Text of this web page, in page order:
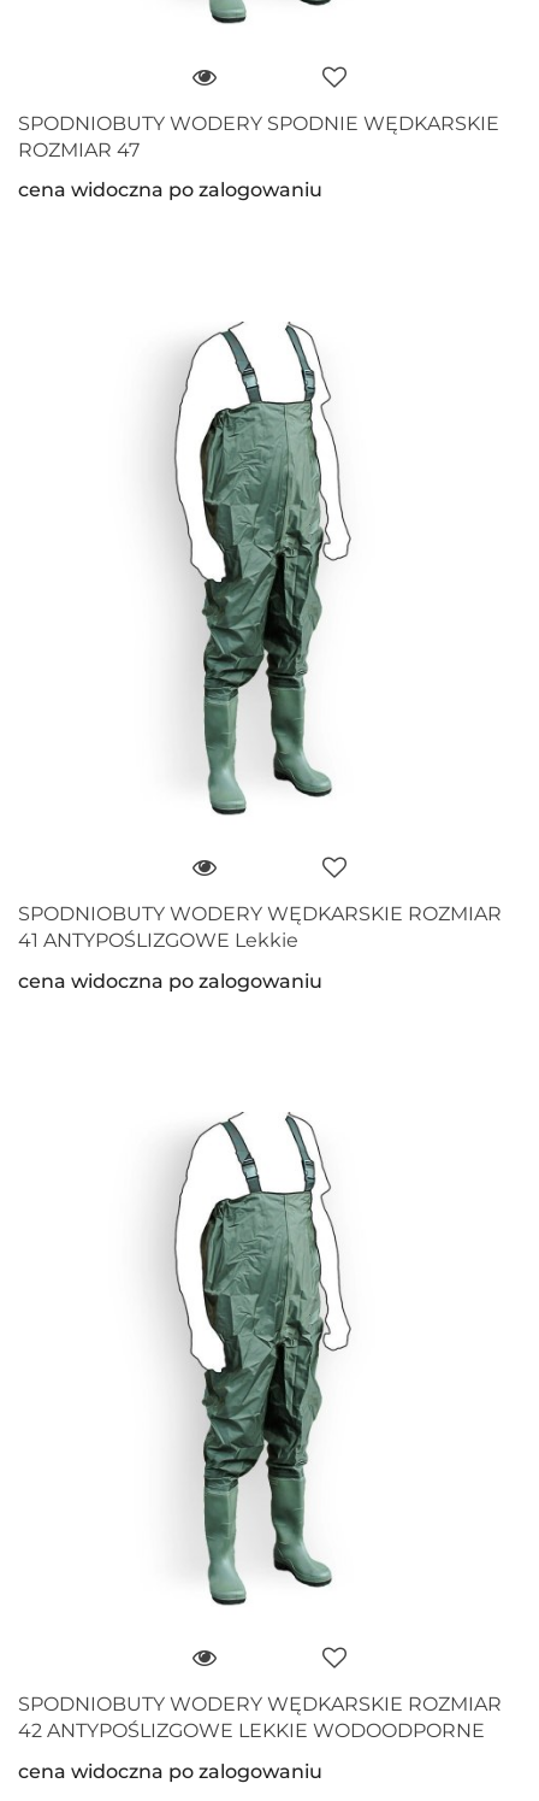
SPODNIOBUTY WODERY SPODNIE WĘDKARSKIE
ROZMIAR 47
cena widoczna po zalogowaniu
SPODNIOBUTY WODERY WĘDKARSKIE ROZMIAR
41 ANTYPOŚLIZGOWE Lekkie
cena widoczna po zalogowaniu
SPODNIOBUTY WODERY WĘDKARSKIE ROZMIAR
42 ANTYPOŚLIZGOWE LEKKIE WODOODPORNE
cena widoczna po zalogowaniu